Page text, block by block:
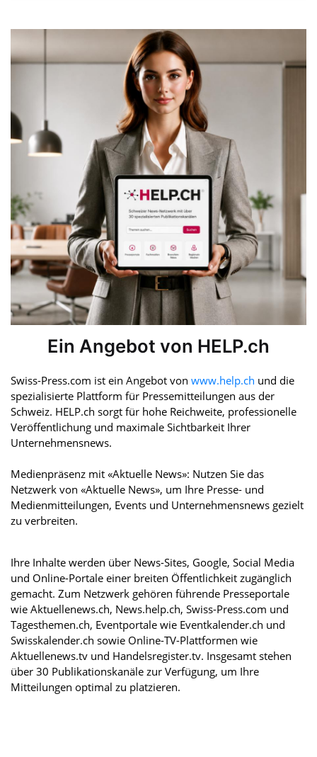
Ein Angebot von HELP.ch
Swiss-Press.com ist ein Angebot von www.help.ch und die
spezialisierte Plattform für Pressemitteilungen aus der
Schweiz. HELP.ch sorgt für hohe Reichweite, professionelle
Veröffentlichung und maximale Sichtbarkeit Ihrer
Unternehmensnews.
Medienpräsenz mit «Aktuelle News»: Nutzen Sie das
Netzwerk von «Aktuelle News», um Ihre Presse- und
Medienmitteilungen, Events und Unternehmensnews gezielt
zu verbreiten.
Ihre Inhalte werden über News-Sites, Google, Social Media
und Online-Portale einer breiten Öffentlichkeit zugänglich
gemacht. Zum Netzwerk gehören führende Presseportale
wie Aktuellenews.ch, News.help.ch, Swiss-Press.com und
Tagesthemen.ch, Eventportale wie Eventkalender.ch und
Swisskalender.ch sowie Online-TV-Plattformen wie
Aktuellenews.tv und Handelsregister.tv. Insgesamt stehen
über 30 Publikationskanäle zur Verfügung, um Ihre
Mitteilungen optimal zu platzieren.